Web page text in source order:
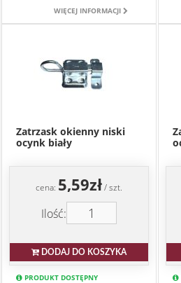
WIĘCEJ INFORMACJI
Zatrzask okienny niski
ocynk biały
cena: 5,59zł/ szt.
Ilość:
DODAJ DO KOSZYKA
PRODUKT DOSTĘPNY